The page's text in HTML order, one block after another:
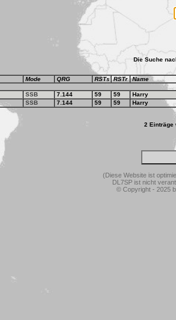
Die Suche
Mode QRG RSTs RSTr Name
SSB 7.144 59 59 Harry
SSB 7.144 59 59 Harry
2 Einträge
(Diese Website ist
DL7SP ist nicht
© Copyright - 2025